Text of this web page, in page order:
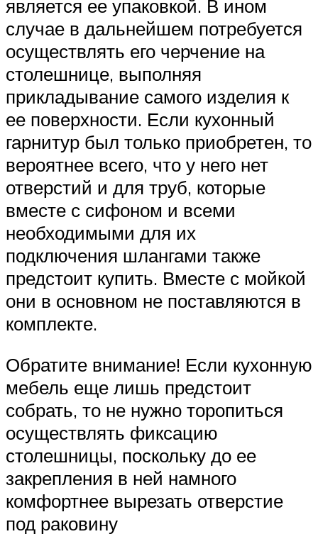
является ее упаковкой. В ином
случае в дальнейшем потребуется
осуществлять его черчение на
столешнице, выполняя
прикладывание самого изделия к
ее поверхности. Если кухонный
гарнитур был только приобретен, то
вероятнее всего, что у него нет
отверстий и для труб, которые
вместе с сифоном и всеми
необходимыми для их
подключения шлангами также
предстоит купить. Вместе с мойкой
они в основном не поставляются в
комплекте.
Обратите внимание! Если кухонную
мебель еще лишь предстоит
собрать, то не нужно торопиться
осуществлять фиксацию
столешницы, поскольку до ее
закрепления в ней намного
комфортнее вырезать отверстие
под раковину